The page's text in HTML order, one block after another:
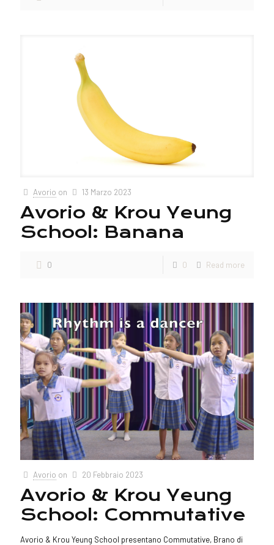
Avorio on 13 Marzo 2023
Avorio & Krou Yeung
School: Banana
0 0 Read more
Avorio on 20 Febbraio 2023
Avorio & Krou Yeung
School: Commutative
Avorio & Krou Yeung School presentano Commutative, Brano di